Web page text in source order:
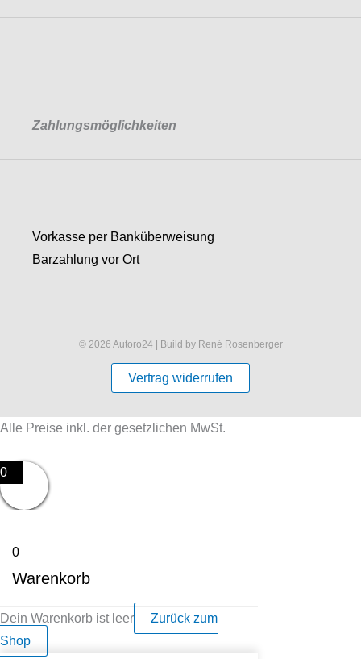
Zahlungsmöglichkeiten
Vorkasse per Banküberweisung
Barzahlung vor Ort
© 2026 Autoro24 | Build by René Rosenberger
Vertrag widerrufen
Alle Preise inkl. der gesetzlichen MwSt.
0
0
Warenkorb
Dein Warenkorb ist leer
Zurück zum
Shop